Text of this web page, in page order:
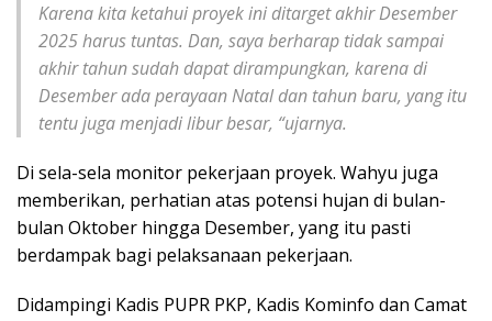
Karena kita ketahui proyek ini ditarget akhir Desember
2025 harus tuntas. Dan, saya berharap tidak sampai
akhir tahun sudah dapat dirampungkan, karena di
Desember ada perayaan Natal dan tahun baru, yang itu
tentu juga menjadi libur besar, “ujarnya.
Di sela-sela monitor pekerjaan proyek. Wahyu juga
memberikan, perhatian atas potensi hujan di bulan-
bulan Oktober hingga Desember, yang itu pasti
berdampak bagi pelaksanaan pekerjaan.
Didampingi Kadis PUPR PKP, Kadis Kominfo dan Camat